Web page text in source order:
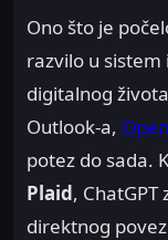
Ono što je
razvilo u
digitalnog
Outlook-a,
potez do sada.
Plaid,
direktnog